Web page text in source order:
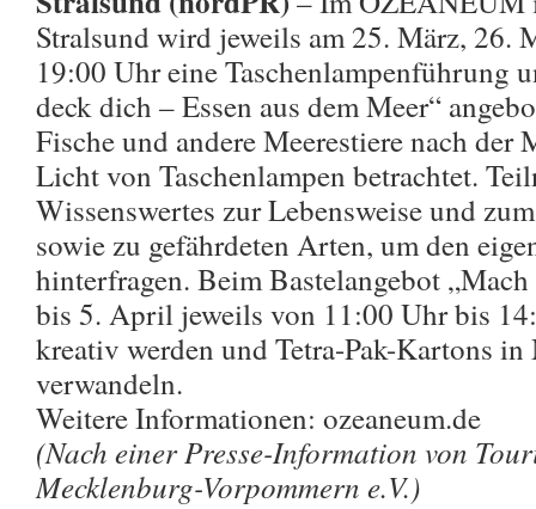
Stralsund wird jeweils am 25. März, 26.
19:00 Uhr eine Taschenlampenführung
deck dich – Essen aus dem Meer“
Fische und andere Meerestiere nach der
Licht von Taschenlampen betrachtet.
Wissenswertes zur Lebensweise und
sowie zu gefährdeten Arten, um den
hinterfragen. Beim Bastelangebot
bis 5. April jeweils von 11:00 Uhr bis
kreativ werden und Tetra-Pak-Kartons in
verwandeln.
Weitere Informationen: ozeaneum.de
(Nach einer Presse-Information von
Mecklenburg-Vorpommern e.V.)